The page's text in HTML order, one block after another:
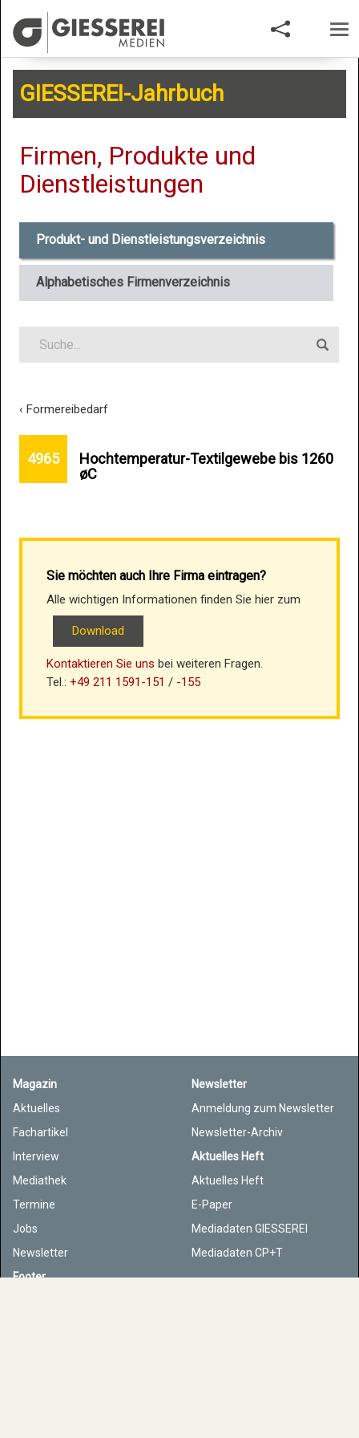
GIESSEREI-Jahrbuch
Firmen, Produkte und
Dienstleistungen
Produkt- und Dienstleistungsverzeichnis
Alphabetisches Firmenverzeichnis
‹ Formereibedarf
4965
Hochtemperatur-Textilgewebe bis 1260
øC
Sie möchten auch Ihre Firma eintragen?
Alle wichtigen Informationen finden Sie hier zum
Download
Kontaktieren Sie uns bei weiteren Fragen.
Tel.:+49 211 1591-151 / -155
Magazin
Aktuelles
Fachartikel
Interview
Mediathek
Termine
Jobs
Newsletter
Newsletter
Anmeldung zum Newsletter
Newsletter-Archiv
Aktuelles Heft
Aktuelles Heft
E-Paper
Mediadaten GIESSEREI
Mediadaten CP+T
Footer